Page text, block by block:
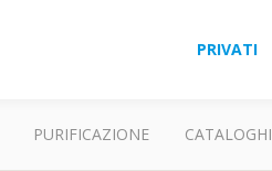
PRIVATI
PURIFICAZIONE CATALOGHI